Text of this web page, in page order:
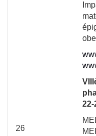
26
VIII
22-